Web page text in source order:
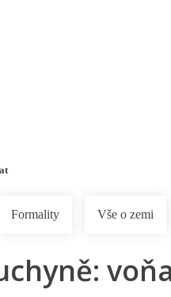
Formality Vše o zemi